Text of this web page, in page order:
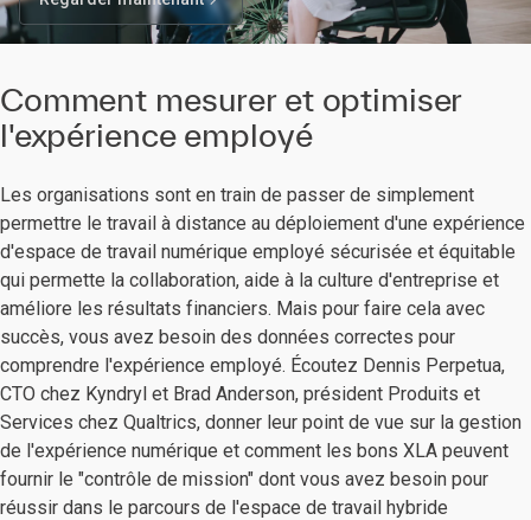
Comment mesurer et optimiser
l'expérience employé
Les organisations sont en train de passer de simplement
permettre le travail à distance au déploiement d'une expérience
d'espace de travail numérique employé sécurisée et équitable
qui permette la collaboration, aide à la culture d'entreprise et
améliore les résultats financiers. Mais pour faire cela avec
succès, vous avez besoin des données correctes pour
comprendre l'expérience employé. Écoutez Dennis Perpetua,
CTO chez Kyndryl et Brad Anderson, président Produits et
Services chez Qualtrics, donner leur point de vue sur la gestion
de l'expérience numérique et comment les bons XLA peuvent
fournir le "contrôle de mission" dont vous avez besoin pour
réussir dans le parcours de l'espace de travail hybride